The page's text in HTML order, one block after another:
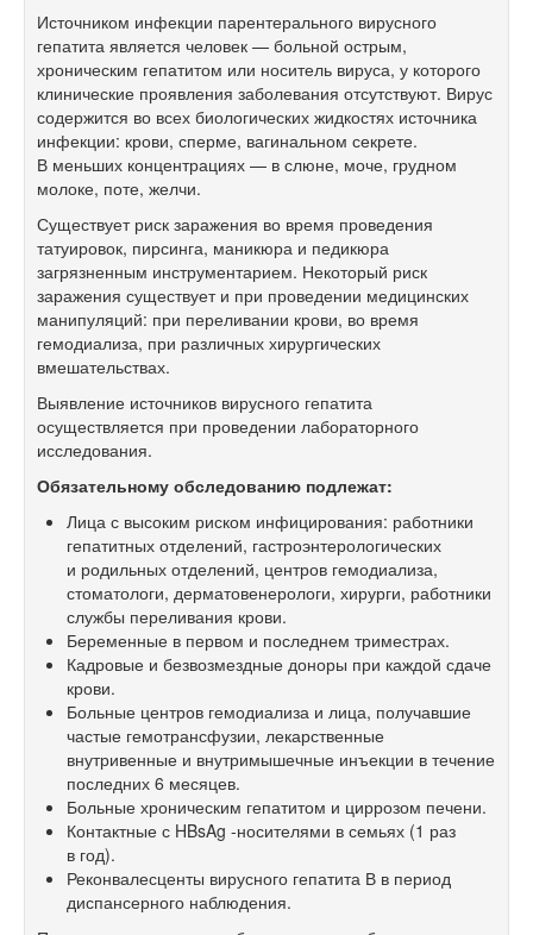
Источником инфекции парентерального вирусного
гепатита является человек — больной острым,
хроническим гепатитом или носитель вируса, у которого
клинические проявления заболевания отсутствуют. Вирус
содержится во всех биологических жидкостях источника
инфекции: крови, сперме, вагинальном секрете.
В меньших концентрациях — в слюне, моче, грудном
молоке, поте, желчи.
Существует риск заражения во время проведения
татуировок, пирсинга, маникюра и педикюра
загрязненным инструментарием. Некоторый риск
заражения существует и при проведении медицинских
манипуляций: при переливании крови, во время
гемодиализа, при различных хирургических
вмешательствах.
Выявление источников вирусного гепатита
осуществляется при проведении лабораторного
исследования.
Обязательному обследованию подлежат:
Лица с высоким риском инфицирования: работники
гепатитных отделений, гастроэнтерологических
и родильных отделений, центров гемодиализа,
стоматологи, дерматовенерологи, хирурги, работники
службы переливания крови.
Беременные в первом и последнем триместрах.
Кадровые и безвозмездные доноры при каждой сдаче
крови.
Больные центров гемодиализа и лица, получавшие
частые гемотрансфузии, лекарственные
внутривенные и внутримышечные инъекции в течение
последних 6 месяцев.
Больные хроническим гепатитом и циррозом печени.
Контактные с HBsAg -носителями в семьях (1 раз
в год).
Реконвалесценты вирусного гепатита В в период
диспансерного наблюдения.